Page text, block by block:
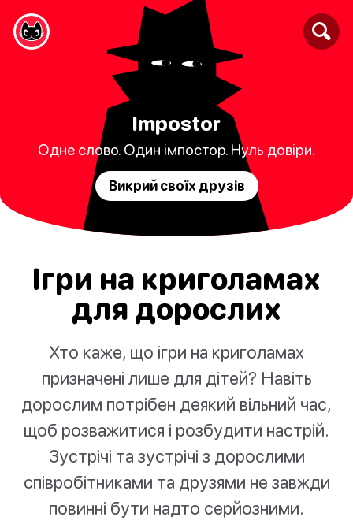
Impostor
Одне слово. Один імпостор. Нуль довіри.
Викрий своїх друзів
Ігри на криголамах
для дорослих
Хто каже, що ігри на криголамах
призначені лише для дітей? Навіть
дорослим потрібен деякий вільний час,
щоб розважитися і розбудити настрій.
Зустрічі та зустрічі з дорослими
співробітниками та друзями не завжди
повинні бути надто серйозними.